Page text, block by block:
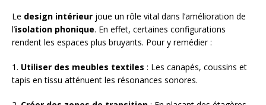
Le design intérieur joue un rôle vital dans l’amélioration de
l’isolation phonique. En effet, certaines configurations
rendent les espaces plus bruyants. Pour y remédier :
1. Utiliser des meubles textiles : Les canapés, coussins et
tapis en tissu atténuent les résonances sonores.